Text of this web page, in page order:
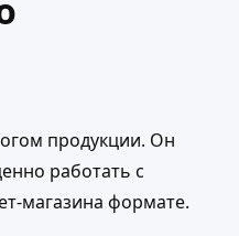
продукции. Он
работать с
магазина формате.